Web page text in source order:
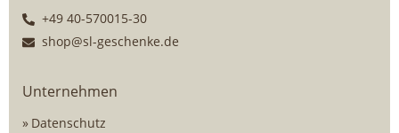
+49 40-570015-30
shop@sl-geschenke.de
Unternehmen
Datenschutz